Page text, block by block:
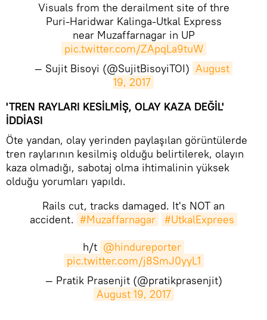
Visuals from the derailment site of thre
Puri-Haridwar Kalinga-Utkal Express
near Muzaffarnagar in UP
pic.twitter.com/ZApqLa9tuW
— Sujit Bisoyi (@SujitBisoyiTOI) August
19, 2017
​'TREN RAYLARI KESİLMİŞ, OLAY KAZA DEĞİL'
İDDİASI
Öte yandan, olay yerinden paylaşılan görüntülerde
tren raylarının kesilmiş olduğu belirtilerek, olayın
kaza olmadığı, sabotaj olma ihtimalinin yüksek
olduğu yorumları yapıldı.
Rails cut, tracks damaged. It's NOT an
accident. #Muzaffarnagar
#UtkalExprees
h/t @hindureporter
pic.twitter.com/j8SmJ0yyL1
— Pratik Prasenjit (@pratikprasenjit)
August 19, 2017